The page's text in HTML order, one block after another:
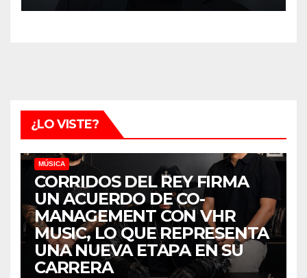
¿LO VISTE?
MÚSICA
CORRIDOS DEL REY FIRMA
UN ACUERDO DE CO-
MANAGEMENT CON VHR
MUSIC, LO QUE REPRESENTA
UNA NUEVA ETAPA EN SU
CARRERA